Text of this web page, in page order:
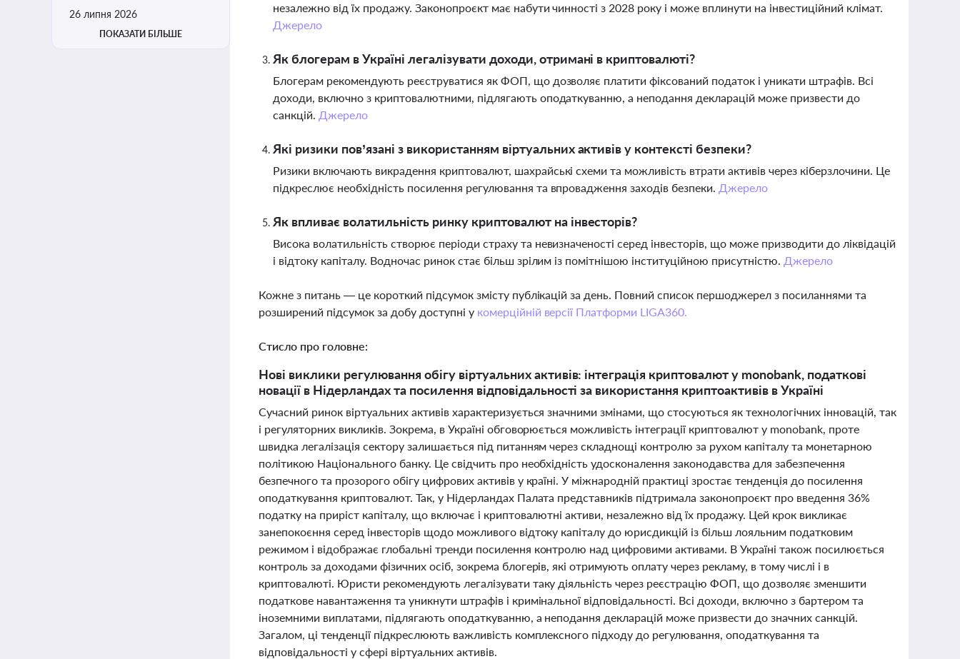
26 липня 2026
ПОКАЗАТИ БІЛЬШЕ
незалежно від їх продажу. Законопроєкт має набути чинності з 2028 року і може вплинути на інвестиційний клімат.
Джерело
Як блогерам в Україні легалізувати доходи, отримані в криптовалюті?
Блогерам рекомендують реєструватися як ФОП, що дозволяє платити фіксований податок і уникати штрафів. Всі
доходи, включно з криптовалютними, підлягають оподаткуванню, а неподання декларацій може призвести до
санкцій. Джерело
Які ризики пов’язані з використанням віртуальних активів у контексті безпеки?
Ризики включають викрадення криптовалют, шахрайські схеми та можливість втрати активів через кіберзлочини. Це
підкреслює необхідність посилення регулювання та впровадження заходів безпеки. Джерело
Як впливає волатильність ринку криптовалют на інвесторів?
Висока волатильність створює періоди страху та невизначеності серед інвесторів, що може призводити до ліквідацій
і відтоку капіталу. Водночас ринок стає більш зрілим із помітнішою інституційною присутністю. Джерело
Кожне з питань — це короткий підсумок змісту публікацій за день. Повний список першоджерел з посиланнями та
розширений підсумок за добу доступні у комерційній версії Платформи LIGA360.
Стисло про головне:
Нові виклики регулювання обігу віртуальних активів: інтеграція криптовалют у monobank, податкові
новації в Нідерландах та посилення відповідальності за використання криптоактивів в Україні
Сучасний ринок віртуальних активів характеризується значними змінами, що стосуються як технологічних інновацій, так
і регуляторних викликів. Зокрема, в Україні обговорюється можливість інтеграції криптовалют у monobank, проте
швидка легалізація сектору залишається під питанням через складнощі контролю за рухом капіталу та монетарною
політикою Національного банку. Це свідчить про необхідність удосконалення законодавства для забезпечення
безпечного та прозорого обігу цифрових активів у країні. У міжнародній практиці зростає тенденція до посилення
оподаткування криптовалют. Так, у Нідерландах Палата представників підтримала законопроєкт про введення 36%
податку на приріст капіталу, що включає і криптовалютні активи, незалежно від їх продажу. Цей крок викликає
занепокоєння серед інвесторів щодо можливого відтоку капіталу до юрисдикцій із більш лояльним податковим
режимом і відображає глобальні тренди посилення контролю над цифровими активами. В Україні також посилюється
контроль за доходами фізичних осіб, зокрема блогерів, які отримують оплату через рекламу, в тому числі і в
криптовалюті. Юристи рекомендують легалізувати таку діяльність через реєстрацію ФОП, що дозволяє зменшити
податкове навантаження та уникнути штрафів і кримінальної відповідальності. Всі доходи, включно з бартером та
іноземними виплатами, підлягають оподаткуванню, а неподання декларацій може призвести до значних санкцій.
Загалом, ці тенденції підкреслюють важливість комплексного підходу до регулювання, оподаткування та
відповідальності у сфері віртуальних активів.